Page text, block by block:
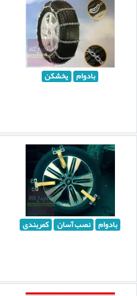
بادوام یخشکن
بادوام نصب آسان کمربندی